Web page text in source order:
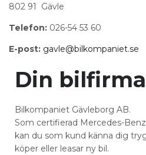
802 91 Gävle
Telefon: 026-54 53 60
E-post: gavle@bilkompaniet.se
Din
Bilkompaniet Gävleborg AB.
Som certifierad Mercedes-
kan du som kund känna dig
köper eller leasar ny bil.